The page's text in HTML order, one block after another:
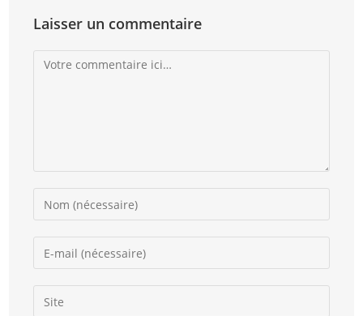
Laisser un commentaire